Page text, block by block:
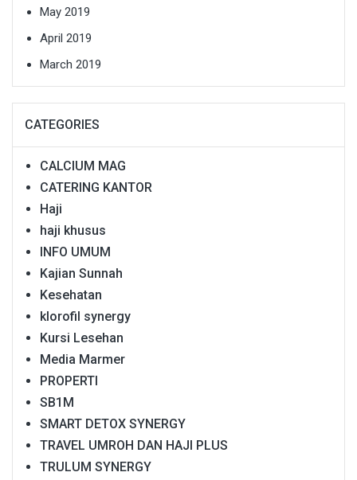
May 2019
April 2019
March 2019
CATEGORIES
CALCIUM MAG
CATERING KANTOR
Haji
haji khusus
INFO UMUM
Kajian Sunnah
Kesehatan
klorofil synergy
Kursi Lesehan
Media Marmer
PROPERTI
SB1M
SMART DETOX SYNERGY
TRAVEL UMROH DAN HAJI PLUS
TRULUM SYNERGY